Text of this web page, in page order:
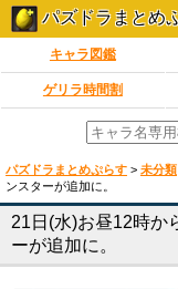
パズドラまとめ
キャラ図鑑
ゲリラ時間割
パズドラまとめぷらす > 未分類
ンスターが追加に。
21日(水)お昼12時か
ーが追加に。